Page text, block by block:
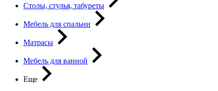
Столы, стулья, табуреты
Мебель для спальни
Матрасы
Мебель для ванной
Еще